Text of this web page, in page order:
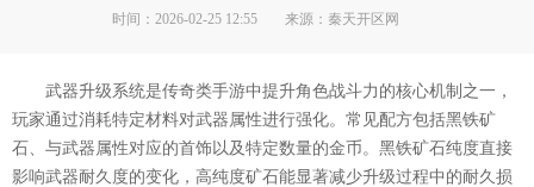
时间：2026-02-25 12:55 来源：秦天开区网
武器升级系统是传奇类手游中提升角色战斗力的核心机制之一，
玩家通过消耗特定材料对武器属性进行强化。常见配方包括黑铁矿
石、与武器属性对应的首饰以及特定数量的金币。黑铁矿石纯度直接
影响武器耐久度的变化，高纯度矿石能显著减少升级过程中的耐久损